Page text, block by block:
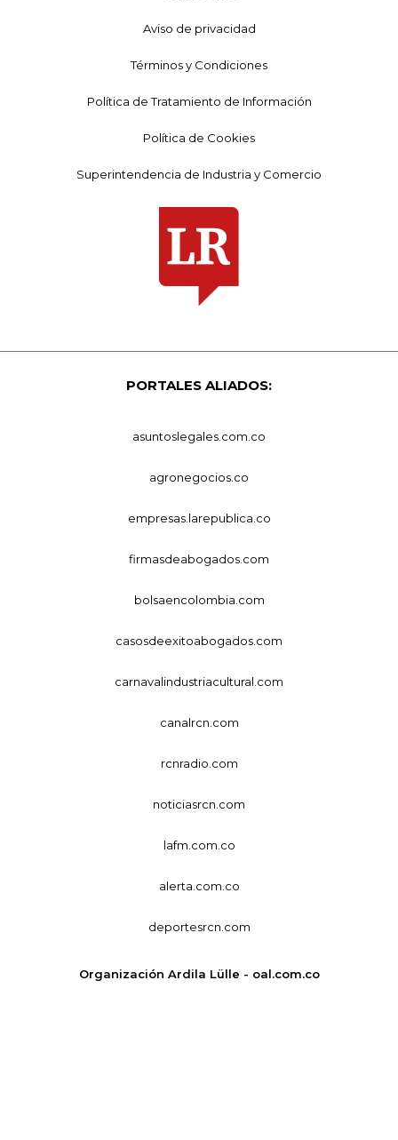
Aviso de privacidad
Términos y Condiciones
Política de Tratamiento de Información
Política de Cookies
Superintendencia de Industria y Comercio
PORTALES ALIADOS:
asuntoslegales.com.co
agronegocios.co
empresas.larepublica.co
firmasdeabogados.com
bolsaencolombia.com
casosdeexitoabogados.com
carnavalindustriacultural.com
canalrcn.com
rcnradio.com
noticiasrcn.com
lafm.com.co
alerta.com.co
deportesrcn.com
Organización Ardila Lülle - oal.com.co